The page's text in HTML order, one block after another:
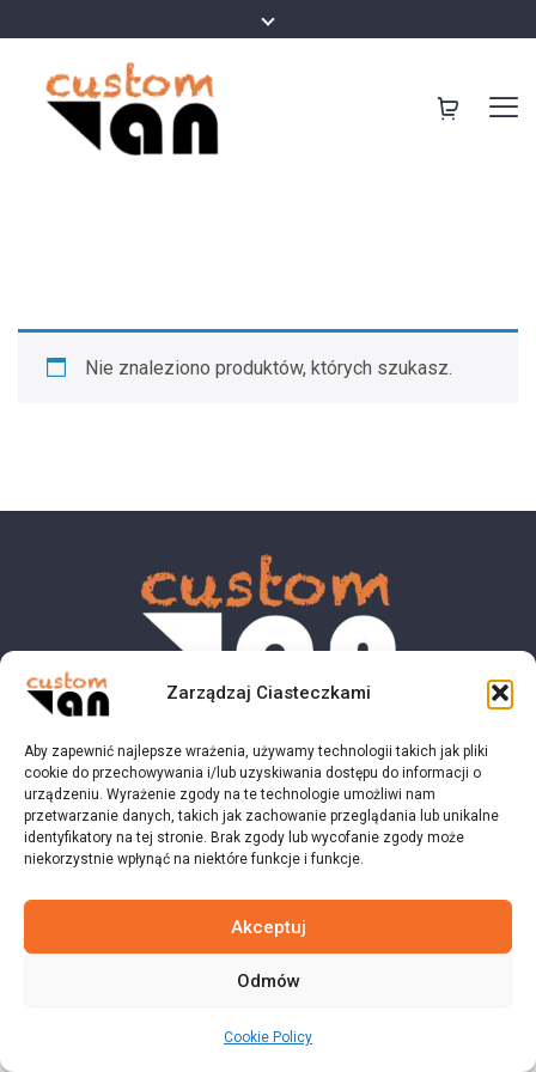
Zarządzaj Ciasteczkami
Aby zapewnić najlepsze wrażenia, używamy technologii takich jak pliki
cookie do przechowywania i/lub uzyskiwania dostępu do informacji o
urządzeniu. Wyrażenie zgody na te technologie umożliwi nam
przetwarzanie danych, takich jak zachowanie przeglądania lub unikalne
identyfikatory na tej stronie. Brak zgody lub wycofanie zgody może
niekorzystnie wpłynąć na niektóre funkcje i funkcje.
Akceptuj
Odmów
Cookie Policy
Nie znaleziono produktów, których szukasz.
© 2023 customvan.pl - Wszystkie prawa zastrzeżone.